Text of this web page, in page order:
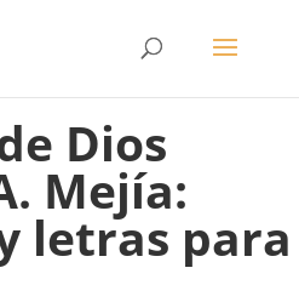
Dios
Mejía:
letras para